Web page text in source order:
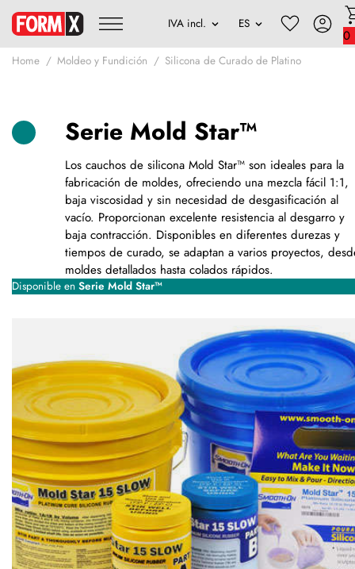
0
Home Moldeo y Fundición Silicona de Curado de Platino
Serie Mold Star™
Los cauchos de silicona Mold Star™ son ideales para la
fabricación de moldes, ofreciendo una mezcla fácil 1:1,
baja viscosidad y sin necesidad de desgasificación al
vacío. Proporcionan excelente resistencia al desgarro y
baja contracción. Disponibles en diferentes durezas y
tiempos de curado, se adaptan a varios proyectos,
moldes detallados hasta colados rápidos.
Disponible en Serie Mold Star™